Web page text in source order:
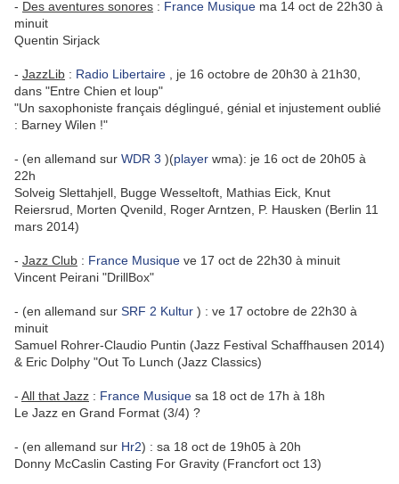
- Des aventures sonores : France Musique ma 14 oct de 22h30 à
minuit
Quentin Sirjack
- JazzLib : Radio Libertaire , je 16 octobre de 20h30 à 21h30,
dans "Entre Chien et loup"
"Un saxophoniste français déglingué, génial et injustement oublié
: Barney Wilen !"
- (en allemand sur WDR 3 )(player wma): je 16 oct de 20h05 à
22h
Solveig Slettahjell, Bugge Wesseltoft, Mathias Eick, Knut
Reiersrud, Morten Qvenild, Roger Arntzen, P. Hausken (Berlin 11
mars 2014)
- Jazz Club : France Musique ve 17 oct de 22h30 à minuit
Vincent Peirani "DrillBox"
- (en allemand sur SRF 2 Kultur ) : ve 17 octobre de 22h30 à
minuit
Samuel Rohrer-Claudio Puntin (Jazz Festival Schaffhausen 2014)
& Eric Dolphy "Out To Lunch (Jazz Classics)
- All that Jazz : France Musique sa 18 oct de 17h à 18h
Le Jazz en Grand Format (3/4) ?
- (en allemand sur Hr2) : sa 18 oct de 19h05 à 20h
Donny McCaslin Casting For Gravity (Francfort oct 13)